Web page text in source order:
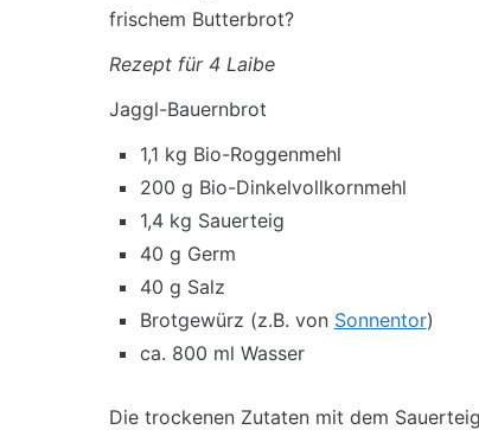
frischem Butterbrot?
Rezept für 4 Laibe
Jaggl-Bauernbrot
1,1 kg Bio-Roggenmehl
200 g Bio-Dinkelvollkornmehl
1,4 kg Sauerteig
40 g Germ
40 g Salz
Brotgewürz (z.B. von Sonnentor)
ca. 800 ml Wasser
Die trockenen Zutaten mit dem